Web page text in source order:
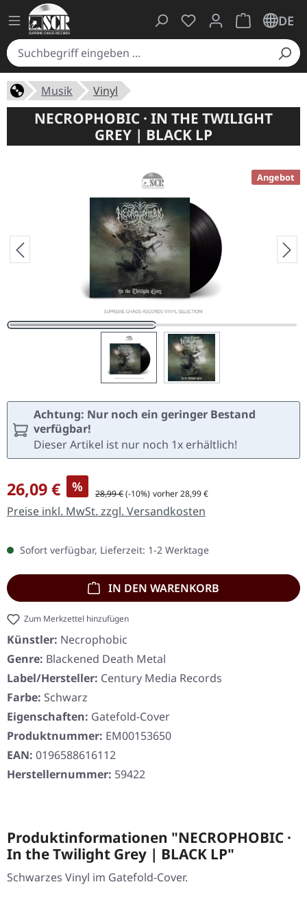
Du hast 0 Produkte
Warenkorb
DE
Musik Vinyl
NECROPHOBIC · IN THE TWILIGHT
GREY | BLACK LP
Angebot
Achtung: Nur noch ein geringer Bestand
verfügbar!
Dieser Artikel ist nur noch 1x erhältlich!
Verkaufspreis:
26,09 € % Regulärer Preis:
28,99 €(-10%) vorher 28,99 €
Preise inkl. MwSt. zzgl. Versandkosten
Sofort verfügbar, Lieferzeit: 1-2 Werktage
IN DEN WARENKORB
Zum Merkzettel hinzufügen
Künstler: Necrophobic
Genre: Blackened Death Metal
Label/Hersteller: Century Media Records
Farbe: Schwarz
Eigenschaften: Gatefold-Cover
Produktnummer: EM00153650
EAN: 0196588616112
Herstellernummer: 59422
Produktinformationen "NECROPHOBIC ·
In the Twilight Grey | BLACK LP"
Schwarzes Vinyl im Gatefold-Cover.